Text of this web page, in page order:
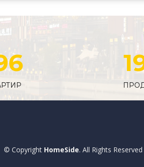
© Copyright HomeSide. All Rights Reserved